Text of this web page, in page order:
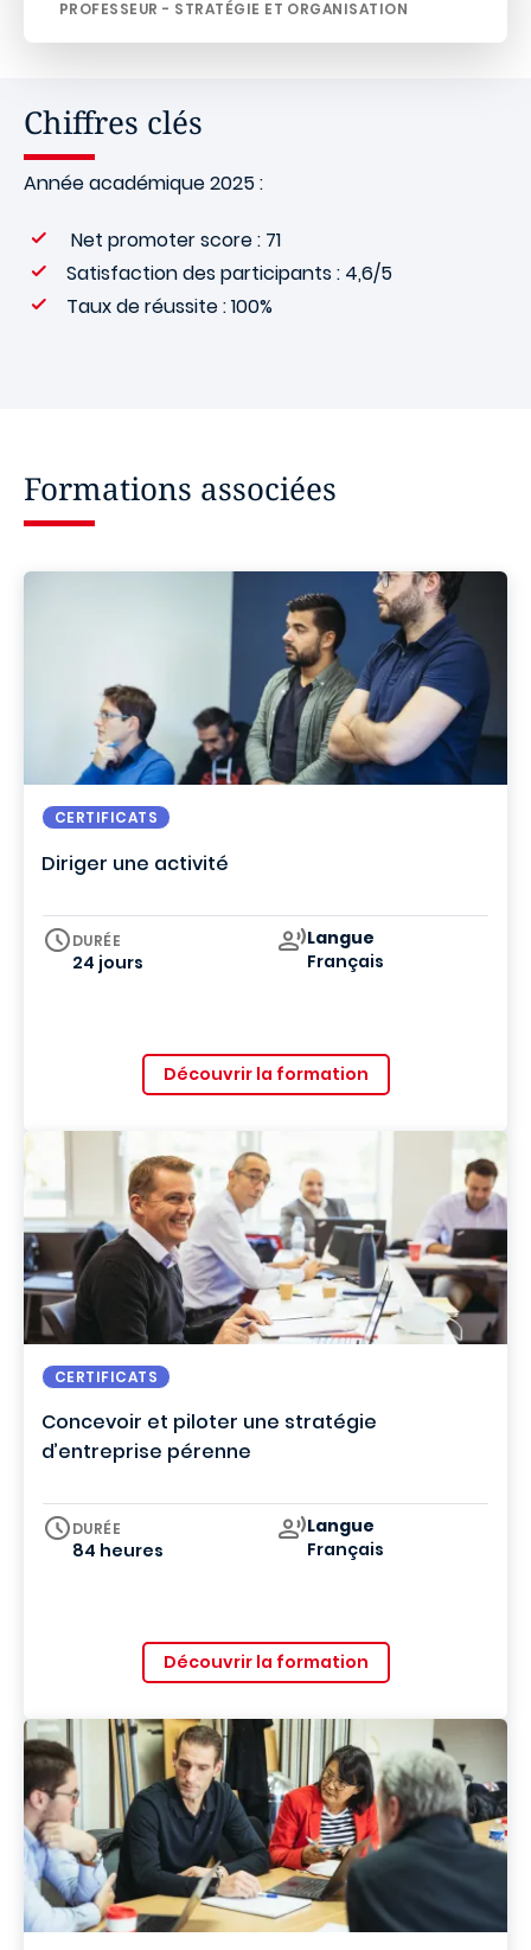
PROFESSEUR - STRATÉGIE ET ORGANISATION
Chiffres clés
Année académique 2025 :
Net promoter score : 71
Satisfaction des participants : 4,6/5
Taux de réussite : 100%
Formations associées
CERTIFICATS
Diriger une activité
DURÉE
24 jours
Curriculum
Langue
Français
Découvrir la formation
CERTIFICATS
Concevoir et piloter une stratégie
d’entreprise pérenne
DURÉE
84 heures
Curriculum
Langue
Français
Découvrir la formation